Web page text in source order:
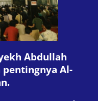
Abdullah
Al-